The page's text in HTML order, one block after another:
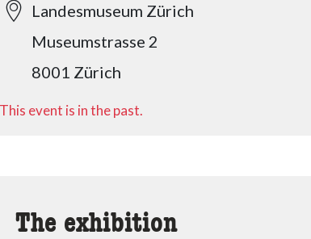
Landesmuseum Zürich
Museumstrasse 2
8001 Zürich
This event is in the past.
The exhibition